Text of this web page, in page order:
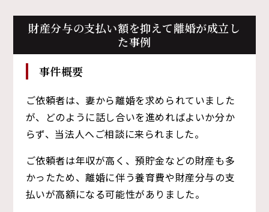
財産分与の支払い額を抑えて離婚が成立し
た事例
事件概要
ご依頼者は、妻から離婚を求められていました
が、どのように話し合いを進めればよいか分か
らず、当法人へご相談に来られました。
ご依頼者は年収が高く、預貯金などの財産も多
かったため、離婚に伴う養育費や財産分与の支
払いが高額になる可能性がありました。